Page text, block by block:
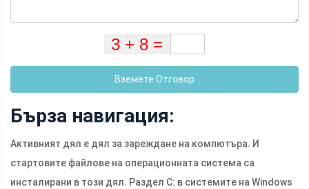
Вземете Отговор
Бърза навигация:
Активният дял е дял за зареждане на компютъра. И
стартовите файлове на операционната система са
инсталирани в този дял. Раздел С: в системите на Windows